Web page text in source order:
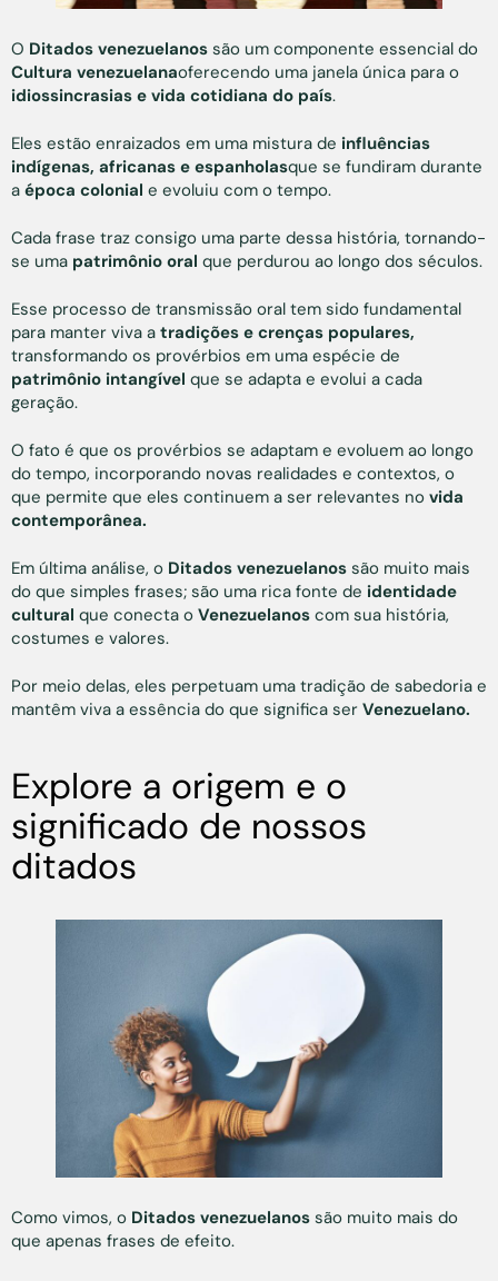
O Ditados venezuelanos são um componente essencial do
Cultura venezuelanaoferecendo uma janela única para o
idiossincrasias e vida cotidiana do país.
Eles estão enraizados em uma mistura de influências
indígenas, africanas e espanholasque se fundiram durante
a época colonial e evoluiu com o tempo.
Cada frase traz consigo uma parte dessa história, tornando-
se uma patrimônio oral que perdurou ao longo dos séculos.
Esse processo de transmissão oral tem sido fundamental
para manter viva a tradições e crenças populares,
transformando os provérbios em uma espécie de
patrimônio intangível que se adapta e evolui a cada
geração.
O fato é que os provérbios se adaptam e evoluem ao longo
do tempo, incorporando novas realidades e contextos, o
que permite que eles continuem a ser relevantes no vida
contemporânea.
Em última análise, o Ditados venezuelanos são muito mais
do que simples frases; são uma rica fonte de identidade
cultural que conecta o Venezuelanos com sua história,
costumes e valores.
Por meio delas, eles perpetuam uma tradição de sabedoria e
mantêm viva a essência do que significa ser Venezuelano.
Explore a origem e o
significado de nossos
ditados
Como vimos, o Ditados venezuelanos são muito mais do
que apenas frases de efeito.